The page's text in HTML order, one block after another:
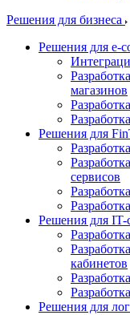
Решения для бизнеса
Решения для e-
магазинов
Решения для
сервисов
Решения для IT-
кабинетов
Решения для